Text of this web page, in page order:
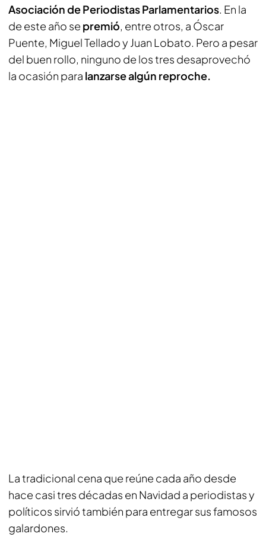
Asociación de Periodistas Parlamentarios. En la
de este año se premió, entre otros, a Óscar
Puente, Miguel Tellado y Juan Lobato. Pero a pesar
del buen rollo, ninguno de los tres desaprovechó
la ocasión para lanzarse algún reproche.
La tradicional cena que reúne cada año desde
hace casi tres décadas en Navidad a periodistas y
políticos sirvió también para entregar sus famosos
galardones.